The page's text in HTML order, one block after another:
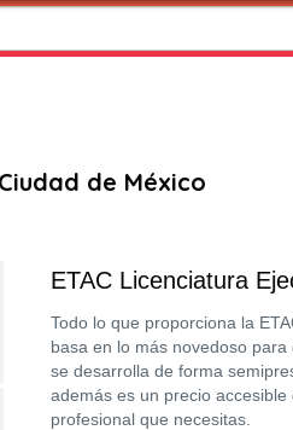
de México
ETAC Licenciatura
Todo lo que proporciona la
basa en lo más novedoso
se desarrolla de forma
además es un precio
profesional que necesitas.